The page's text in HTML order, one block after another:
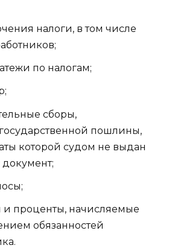
налоги, в том числе
по налогам;
сборы,
пошлины,
которой судом не выдан
проценты, начисляемые
обязанностей